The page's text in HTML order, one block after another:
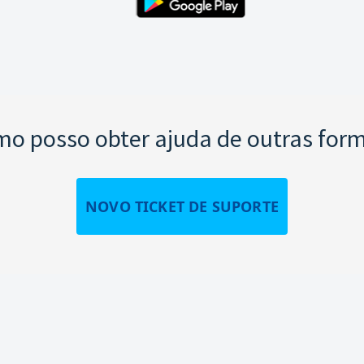
posso obter ajuda de outras
NOVO TICKET DE SUPORTE